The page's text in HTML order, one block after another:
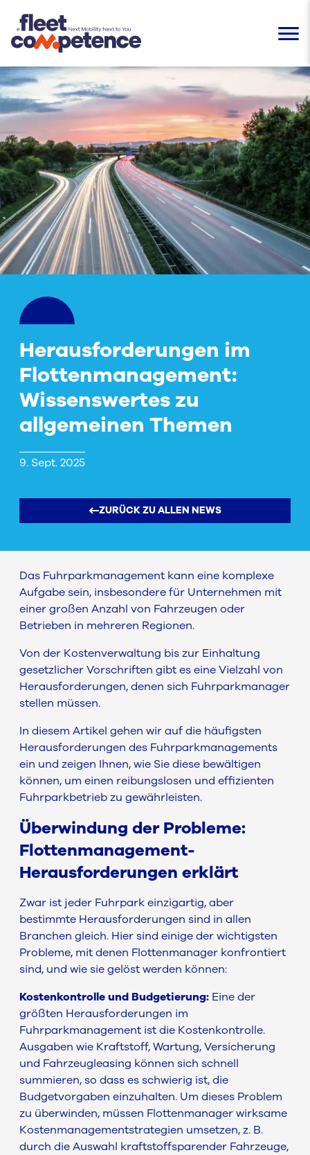
Herausforderungen im
Flottenmanagement:
Wissenswertes zu
allgemeinen Themen
9. Sept. 2025
ZURÜCK ZU ALLEN NEWS
Das Fuhrparkmanagement kann eine komplexe
Aufgabe sein, insbesondere für Unternehmen mit
einer großen Anzahl von Fahrzeugen oder
Betrieben in mehreren Regionen.
Von der Kostenverwaltung bis zur Einhaltung
gesetzlicher Vorschriften gibt es eine Vielzahl von
Herausforderungen, denen sich Fuhrparkmanager
stellen müssen.
In diesem Artikel gehen wir auf die häufigsten
Herausforderungen des Fuhrparkmanagements
ein und zeigen Ihnen, wie Sie diese bewältigen
können, um einen reibungslosen und effizienten
Fuhrparkbetrieb zu gewährleisten.
Überwindung der Probleme:
Flottenmanagement-
Herausforderungen erklärt
Zwar ist jeder Fuhrpark einzigartig, aber
bestimmte Herausforderungen sind in allen
Branchen gleich. Hier sind einige der wichtigsten
Probleme, mit denen Flottenmanager konfrontiert
sind, und wie sie gelöst werden können:
Kostenkontrolle und Budgetierung: Eine der
größten Herausforderungen im
Fuhrparkmanagement ist die Kostenkontrolle.
Ausgaben wie Kraftstoff, Wartung, Versicherung
und Fahrzeugleasing können sich schnell
summieren, so dass es schwierig ist, die
Budgetvorgaben einzuhalten. Um dieses Problem
zu überwinden, müssen Flottenmanager wirksame
Kostenmanagementstrategien umsetzen, z. B.
durch die Auswahl kraftstoffsparender Fahrzeuge,